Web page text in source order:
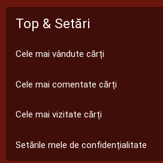
Top & Setări
Cele mai vândute cărți
Cele mai comentate cărți
Cele mai vizitate cărți
Setările mele de confidențialitate